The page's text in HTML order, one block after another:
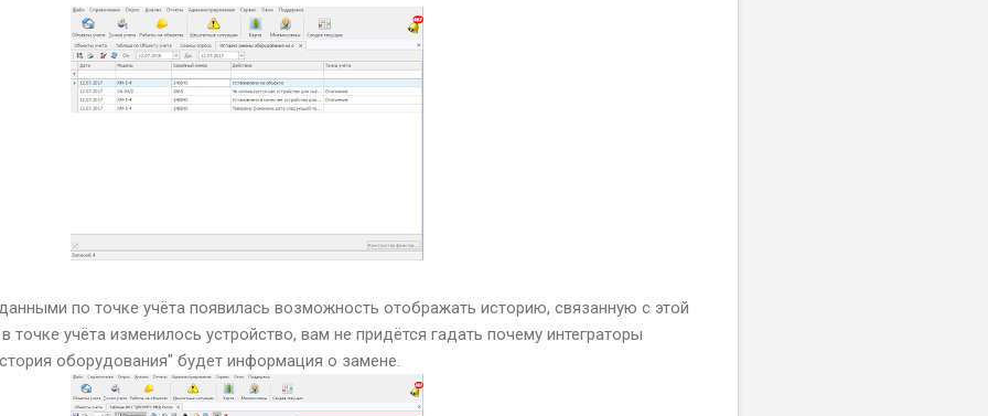
по точке учёта появилась возможность отображать историю, связанную с этой
точке учёта изменилось устройство, вам не придётся гадать почему интеграторы
оборудования" будет информация о замене.